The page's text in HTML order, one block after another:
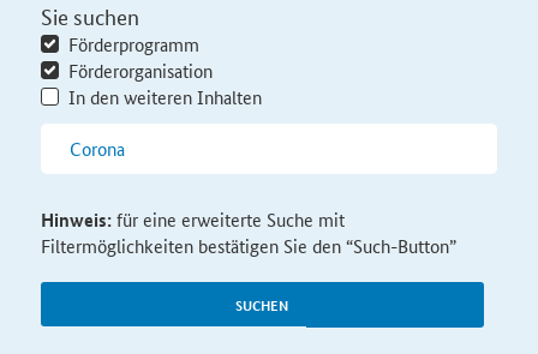
Sie suchen
Förderprogramm
Förderorganisation
In den weiteren Inhalten
SUCHEN
Hinweis:für eine erweiterte Suche mit
Filtermöglichkeiten bestätigen Sie den “Such-Button”